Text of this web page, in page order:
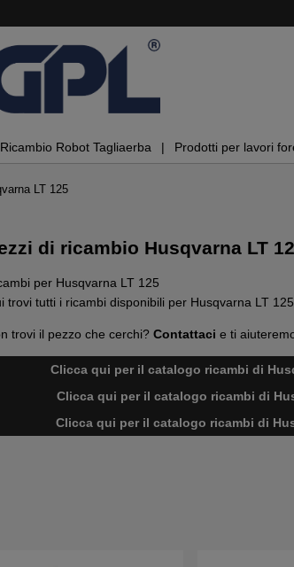
Robot Tagliaerba Prodotti per lavori
LT 125
di ricambio Husqvarna LT
per Husqvarna LT 125
trovi tutti i ricambi disponibili per Husqvarna LT
trovi il pezzo che cerchi? Contattaci e ti
Clicca qui per il catalogo ricambi di
Clicca qui per il catalogo ricambi di
Clicca qui per il catalogo ricambi di